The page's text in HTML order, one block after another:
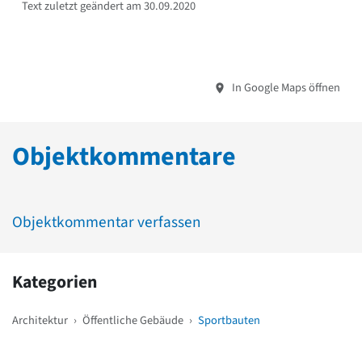
Text zuletzt geändert am 30.09.2020
In Google Maps öffnen
Objektkommentare
Objektkommentar verfassen
Kategorien
Architektur › Öffentliche Gebäude › Sportbauten